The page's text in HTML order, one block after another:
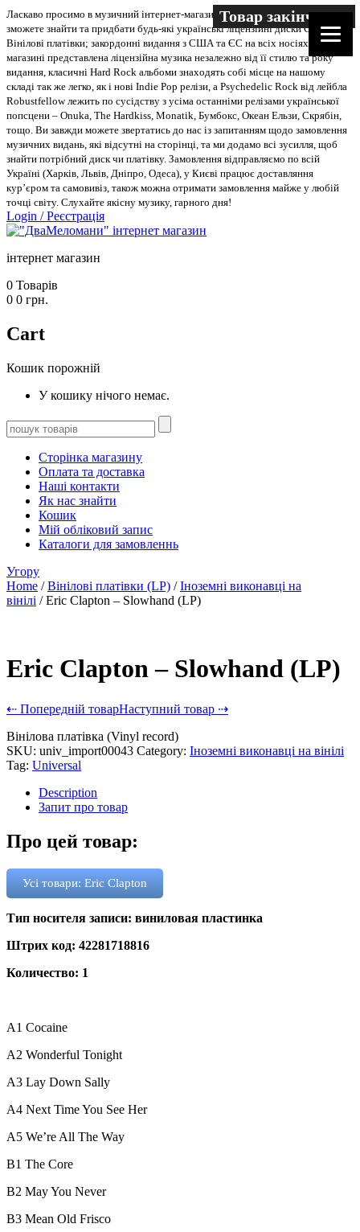
Ласкаво просимо в музичний інтернет-магазин “Два меломани”. У нас Ви
зможете знайти та придбати будь-які українські ліцензійні диски CD, DVD,
Вінілові платівки; закордонні видання з США та ЄС на всіх носіях. В
магазині представлена ліцензійна музика незалежно від її стилю та року
видання, класичні Hard Rock альбоми знаходять собі місце на нашому
складі так же легко, як і нові Indie Pop релізи, а Psychedelic Rock від лейбла
Robustfellow лежить по сусідству з усіма останніми релізами української
попсцени – Onuka, The Hardkiss, Monatik, Бумбокс, Океан Ельзи, Скрябін,
тощо. Ви завжди можете звертатись до нас із запитанням щодо замовлення
музичних видань, які відсутні на сторінці, та ми додамо всі зусилля, щоб
знайти потрібний диск чи платівку. Замовлення відправляємо по всій
Україні (Харків, Львів, Дніпро, Одеса), у Києві працює доставляння
кур’єром та самовивіз, також можна отримати замовлення майже у любій
точці світу. Слухайте якісну музику, гарного дня!
Login /Реєстрація
інтернет магазин
0 Товарів
0 0 грн.
Cart
Кошик порожній
У кошику нічого немає.
Сторінка магазину
Оплата та доставка
Наші контакти
Як нас знайти
Кошик
Мій обліковий запис
Каталоги для замовленнь
Угору
Home /Вінілові платівки (LP) /Іноземні виконавці на
вінілі / Eric Clapton – Slowhand (LP)
Товар закінчився
Eric Clapton – Slowhand (LP)
⇠ Попередній товарНаступний товар ⇢
Вінілова платівка (Vinyl record)
SKU: univ_import00043 Category: Іноземні виконавці на вінілі
Tag: Universal
Description
Запит про товар
Про цей товар:
Усі товари: Eric Clapton
Тип носителя записи: виниловая пластинка
Штрих код: 42281718816
Количество: 1
A1 Cocaine
A2 Wonderful Tonight
A3 Lay Down Sally
A4 Next Time You See Her
A5 We’re All The Way
B1 The Core
B2 May You Never
B3 Mean Old Frisco